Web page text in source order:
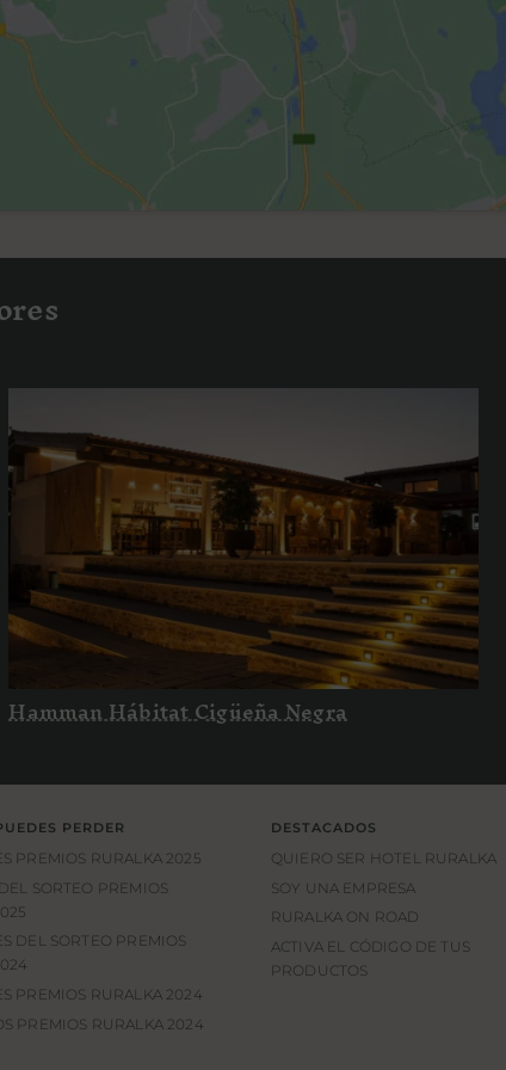
Hamman Hábitat Cigüeña Negra
Hamman Hábitat Cigüeña Negra
PERDER
PREMIOS RURALKA 2025
SORTEO PREMIOS
DEL SORTEO PREMIOS
PREMIOS RURALKA 2024
PREMIOS RURALKA 2024
DESTACADOS
QUIERO SER HOTEL RURALKA
SOY UNA EMPRESA
RURALKA ON ROAD
ACTIVA EL CÓDIGO DE TUS
PRODUCTOS